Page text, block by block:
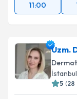
11:00
Uzm.
İstanbul
5 (28